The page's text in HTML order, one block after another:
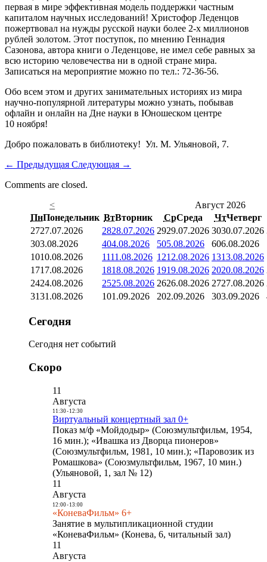
первая в мире эффективная модель поддержки частным
капиталом научных исследований! Христофор Леденцов
пожертвовал на нужды русской науки более 2-х миллионов
рублей золотом. Этот поступок, по мнению Геннадия
Сазонова, автора книги о Леденцове, не имел себе равных за
всю историю человечества ни в одной стране мира.
Записаться на мероприятие можно по тел.: 72-36-56.
Обо всем этом и других занимательных историях из мира
научно-популярной литературы можно узнать, побывав
офлайн и онлайн на Дне науки в Юношеском центре
10 ноября!
Добро пожаловать в библиотеку! Ул. М. Ульяновой, 7.
← Предыдущая Следующая →
Comments are closed.
<
Август 2026
ПнПонедельник ВтВторник СрСреда ЧтЧетверг
2727.07.2026 2828.07.2026 2929.07.2026 3030.07.2026
303.08.2026 404.08.2026 505.08.2026 606.08.2026
1010.08.2026 1111.08.2026 1212.08.2026 1313.08.2026
1717.08.2026 1818.08.2026 1919.08.2026 2020.08.2026
2424.08.2026 2525.08.2026 2626.08.2026 2727.08.2026
3131.08.2026 101.09.2026 202.09.2026 303.09.2026
Сегодня
Сегодня нет событий
Скоро
11
Августа
11:30- 12:30
Виртуальный концертный зал 0+
Показ м/ф «Мойдодыр» (Союзмультфильм, 1954,
16 мин.); «Ивашка из Дворца пионеров»
(Союзмультфильм, 1981, 10 мин.); «Паровозик из
Ромашкова» (Союзмультфильм, 1967, 10 мин.)
(Ульяновой, 1, зал № 12)
11
Августа
12:00- 13:00
«КоневаФильм» 6+
Занятие в мультипликационной студии
«КоневаФильм» (Конева, 6, читальный зал)
11
Августа